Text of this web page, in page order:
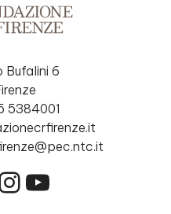
Bufalini 6
5384001
YouTube